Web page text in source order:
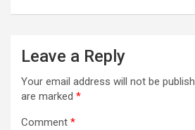
Leave a Reply
Your email address will not be
are marked *
Comment *